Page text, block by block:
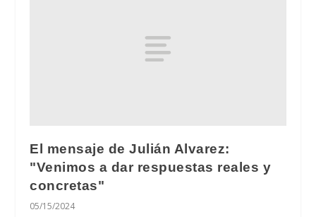
El mensaje de Julián Alvarez:
"Venimos a dar respuestas reales y
concretas"
05/15/2024